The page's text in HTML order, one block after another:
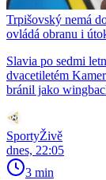
Trpišovský nemá
ovládá obranu i
Slavia po sedmi
dvacetiletém
bránil jako
SportyŽivě
dnes, 22:05
3 min